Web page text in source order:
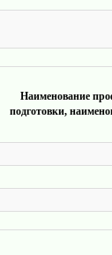
Наименование
подготовки,